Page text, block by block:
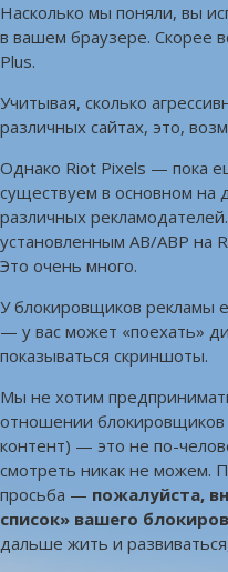
Насколько мы поняли, вы
в вашем браузере. Скорее
Plus.
Учитывая, сколько
различных сайтах, это,
Однако Riot Pixels — пока
существуем в основном на
различных
установленным AB/ABP на
Это очень много.
У блокировщиков рекламы
— у вас может «поехать»
показываться скриншоты.
Мы не хотим
отношении блокировщиков
контент) — это не по-
смотреть никак не можем.
просьба — пожалуйста,
список» вашего
дальше жить и